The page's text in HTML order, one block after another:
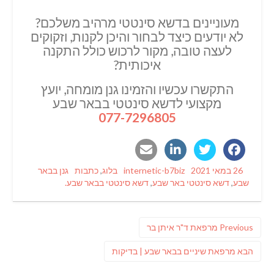
מעוניינים בדשא סינטטי מרהיב משלכם?
לא יודעים כיצד לבחור והיכן לקנות, וזקוקים
לעצה טובה, מקור לרכוש כולל התקנה
איכותית?
התקשרו עכשיו והזמינו גנן מומחה, יועץ
מקצועי לדשא סינטטי בבאר שבע
077-7296805
Posted
on
26 במאי 2021 Author
internetic-b7biz
Categories
בלוג,כתבות Tags
גנן בבאר
שבע,דשא סינטטי באר שבע,דשא סינטטי בבאר שבע.
Previous
Previous
מרפאת ד"ר איתן בר
הבא פוסט
מרפאת שיניים בבאר שבע | בדיקות